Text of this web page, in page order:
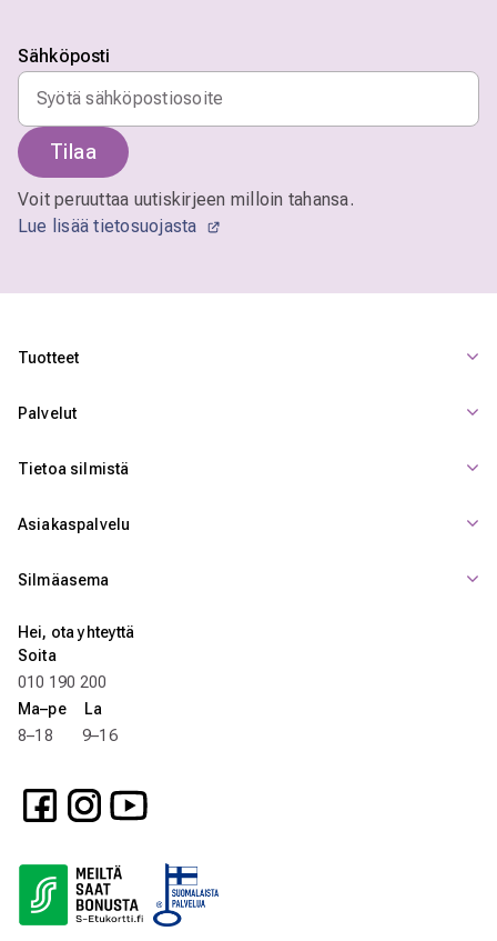
Sähköposti
Tilaa
Voit peruuttaa uutiskirjeen milloin tahansa.
Lue lisää tietosuojasta
Tuotteet
Palvelut
Tietoa silmistä
Asiakaspalvelu
Silmäasema
Hei, ota yhteyttä
Soita
010 190 200
Ma–pe La
8–18 9–16